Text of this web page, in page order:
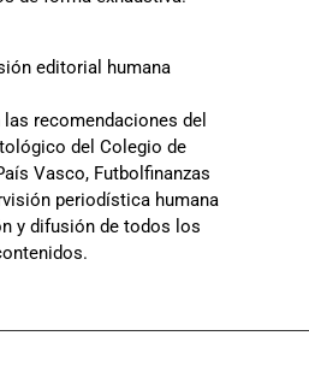
editorial humana
recomendaciones del
del Colegio de
Vasco, Futbolfinanzas
periodística humana
y difusión de todos los